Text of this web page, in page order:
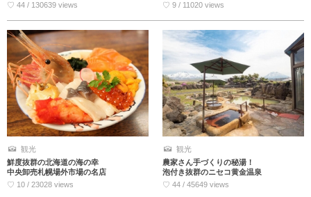
♡ 44 / 130639 views ♡ 9 / 11020 views
観光
鮮度抜群の北海道の海の幸
中央卸売札幌場外市場の名店
♡ 10 / 23028 views
観光
農家さん手づくりの秘湯！
泡付き抜群のニセコ黄金温泉
♡ 44 / 45649 views